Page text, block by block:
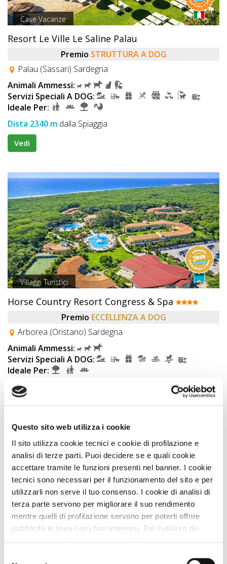
Questo sito web utilizza i cookie
Il sito utilizza cookie tecnici e cookie di profilazione e
analisi di terze parti. Puoi decidere se e quali cookie
accettare tramite le funzioni presenti nel banner. I cookie
tecnici sono necessari per il funzionamento del sito e per
utilizzarli non serve il tuo consenso. I cookie di analisi di
terza parte servono per migliorare il suo rendimento
mentre quelli di profilazione servono per poterti offrire
pubblicità in linea con i tuoi interessi. Per l’utilizzo dei
Case Vacanze
Resort Le Ville Le Saline Palau
Premio STRUTTURA A DOG
Palau (Sassari) Sardegna
Animali Ammessi:
Servizi Speciali A DOG:
Ideale Per:
Dista 2340 m dalla Spiaggia
Vedi
Villaggi Turistici
Horse Country Resort Congress & Spa
Premio ECCELLENZA A DOG
Arborea (Oristano) Sardegna
Animali Ammessi:
Servizi Speciali A DOG:
Ideale Per:
Dista 490 m
Vedi
OFFERTA SHOCKPLUS